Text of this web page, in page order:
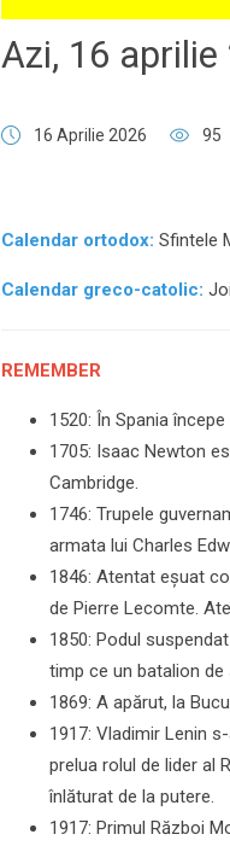
Azi, 16 aprilie
16 Aprilie 2026 95
Calendar ortodox: Sfintele
Calendar greco-catolic:
REMEMBER
1520: În Spania
1705: Isaac Newton
Cambridge.
1746: Trupele
armata lui Charles
1846: Atentat eșuat
de Pierre Lecomte.
1850: Podul
timp ce un batalion
1869: A apărut, la
1917: Vladimir Lenin
prelua rolul de lider al
înlăturat de la putere.
1917: Primul Război